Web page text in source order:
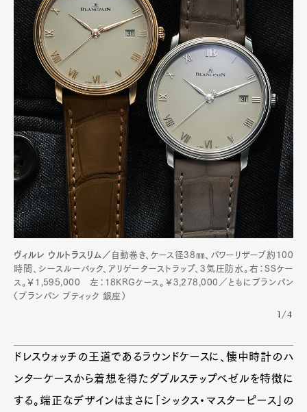
Art&DesignWatchFashion
ヴィルレ ウルトラスリム／ 自動巻き、ケース径38㎜、パワーリザーブ約100
時間、シースルーバック、アリゲーターストラップ、3気圧防水。右：SSケー
ス。￥1,595,000 左：18KRGケース。￥3,278,000／ともにブランパン
（ブランパン ブティック 銀座）
1/4
ドレスウォッチの王道であるラウンドケースに、懐中時計のハ
ンターケースから着想を得たダブルステップベゼルを特徴に
する。端正なデザインはまさに「シックス・マスターピース」の